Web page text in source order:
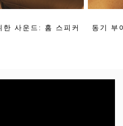
한 사운드: 홈 스피커 동기 부